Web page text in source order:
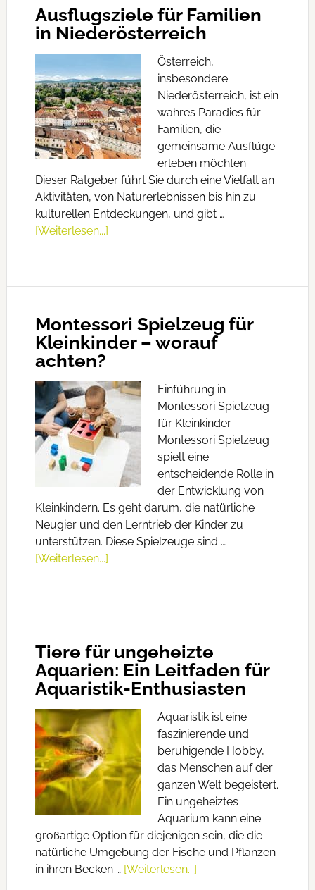
Ausflugsziele für Familien
in Niederösterreich
Österreich,
insbesondere
Niederösterreich, ist ein
wahres Paradies für
Familien, die
gemeinsame Ausflüge
erleben möchten.
Dieser Ratgeber führt Sie durch eine Vielfalt an
Aktivitäten, von Naturerlebnissen bis hin zu
kulturellen Entdeckungen, und gibt …
[Weiterlesen...]
Montessori Spielzeug für
Kleinkinder – worauf
achten?
Einführung in
Montessori Spielzeug
für Kleinkinder
Montessori Spielzeug
spielt eine
entscheidende Rolle in
der Entwicklung von
Kleinkindern. Es geht darum, die natürliche
Neugier und den Lerntrieb der Kinder zu
unterstützen. Diese Spielzeuge sind …
[Weiterlesen...]
Tiere für ungeheizte
Aquarien: Ein Leitfaden für
Aquaristik-Enthusiasten
Aquaristik ist eine
faszinierende und
beruhigende Hobby,
das Menschen auf der
ganzen Welt begeistert.
Ein ungeheiztes
Aquarium kann eine
großartige Option für diejenigen sein, die die
natürliche Umgebung der Fische und Pflanzen
in ihren Becken … [Weiterlesen...]